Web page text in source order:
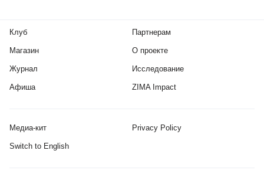
Клуб
Магазин
Журнал
Афиша
Партнерам
О проекте
Исследование
ZIMA Impact
Медиа-кит Privacy Policy
Switch to English